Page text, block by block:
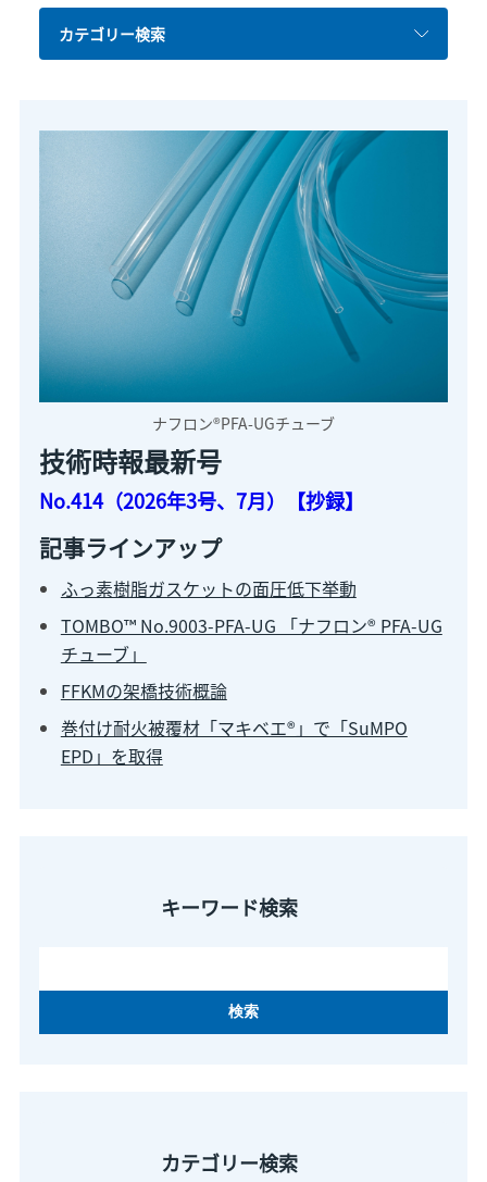
カテゴリー検索
ナフロン®PFA-UGチューブ
技術時報最新号
No.414（2026年3号、7月）【抄録】
記事ラインアップ
ふっ素樹脂ガスケットの面圧低下挙動
TOMBO™ No.9003-PFA-UG 「ナフロン® PFA-UG
チューブ」
FFKMの架橋技術概論
巻付け耐火被覆材「マキベエ®」で「SuMPO
EPD」を取得
キーワード検索
カテゴリー検索